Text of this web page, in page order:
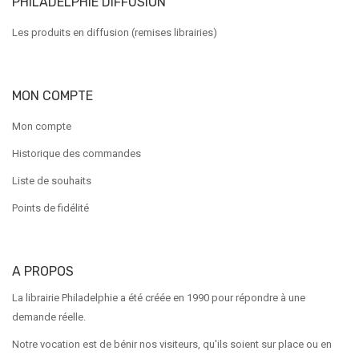
Les produits en diffusion (remises librairies)
MON COMPTE
Mon compte
Historique des commandes
Liste de souhaits
Points de fidélité
A PROPOS
La librairie Philadelphie a été créée en 1990 pour répondre à une
demande réelle.
Notre vocation est de bénir nos visiteurs, qu'ils soient sur place ou en